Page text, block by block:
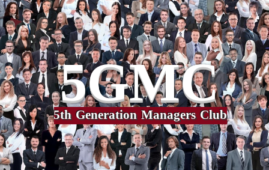
​​​​​​​​​​​​5GMC
​​​5th​​​​​​​ Generation Managers Club